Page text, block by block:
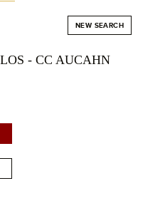
NEW SEARCH
- CC AUCAHN